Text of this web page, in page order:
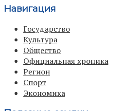
Навигация
Государство
Культура
Общество
Официальная хроника
Регион
Спорт
Экономика